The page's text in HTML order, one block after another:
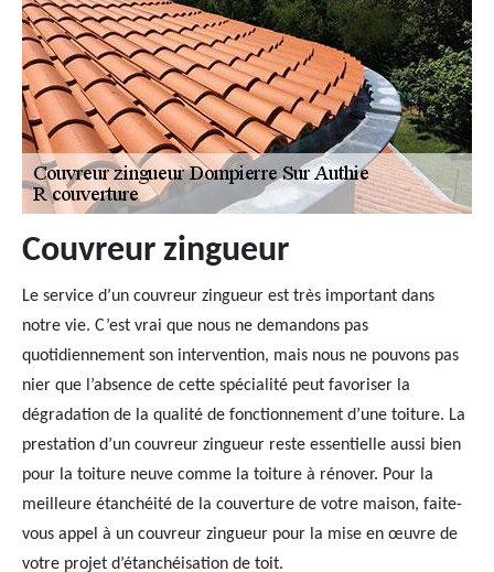
Couvreur zingueur
Le service d’un couvreur zingueur est très important dans
notre vie. C’est vrai que nous ne demandons pas
quotidiennement son intervention, mais nous ne pouvons pas
nier que l’absence de cette spécialité peut favoriser la
dégradation de la qualité de fonctionnement d’une toiture. La
prestation d’un couvreur zingueur reste essentielle aussi bien
pour la toiture neuve comme la toiture à rénover. Pour la
meilleure étanchéité de la couverture de votre maison, faite-
vous appel à un couvreur zingueur pour la mise en œuvre de
votre projet d’étanchéisation de toit.